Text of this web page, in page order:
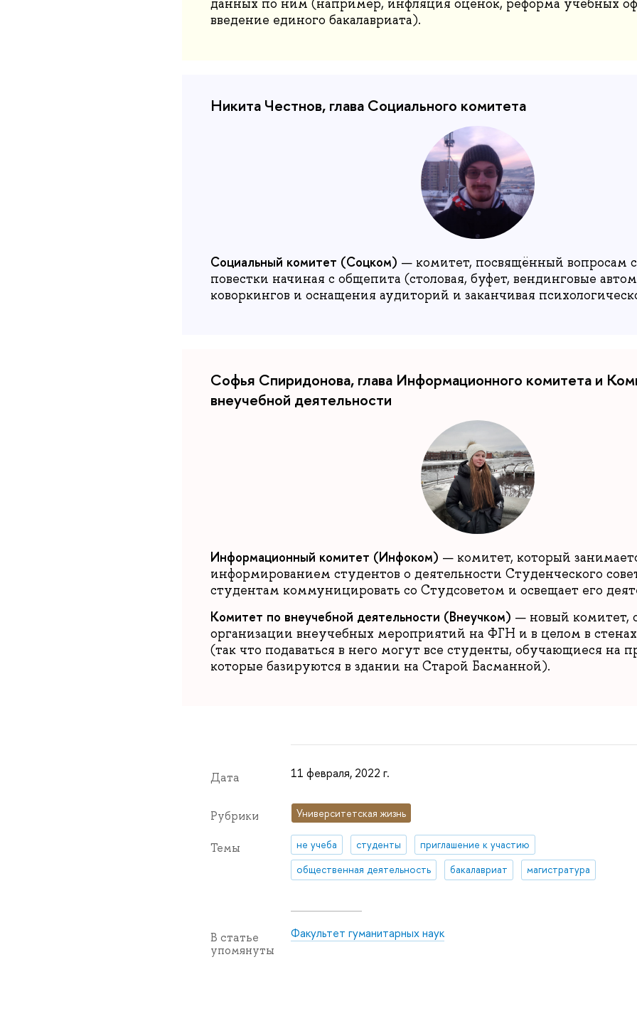
данных по ним (например, инфляция оценок, реформа учебных
введение единого бакалавриата).
Никита Честнов, глава Социального комитета
Социальный комитет (Соцком) — комитет, посвящённый вопросам
повестки начиная с общепита (столовая, буфет, вендинговые
коворкингов и оснащения аудиторий и заканчивая
Софья Спиридонова, глава Информационного комитета и
внеучебной деятельности
Информационный комитет (Инфоком) — комитет, который
информированием студентов о деятельности Студенческого
студентам коммуницировать со Студсоветом и освещает его
Комитет по внеучебной деятельности (Внеучком) — новый комитет,
организации внеучебных мероприятий на ФГН и в целом в
(так что подаваться в него могут все студенты, обучающиеся на
которые базируются в здании на Старой Басманной).
Дата 11 февраля, 2022 г.
Рубрики Университетская жизнь
Темы не учеба студенты
приглашение к участию
общественная деятельность
бакалавриат магистратура
В статье
упомянуты
Факультет гуманитарных наук